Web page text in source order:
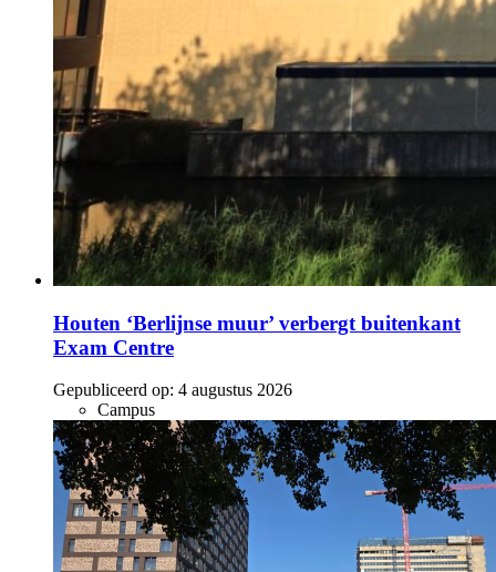
Houten ‘Berlijnse muur’ verbergt buitenkant
Exam Centre
Gepubliceerd op: 4 augustus 2026
Campus